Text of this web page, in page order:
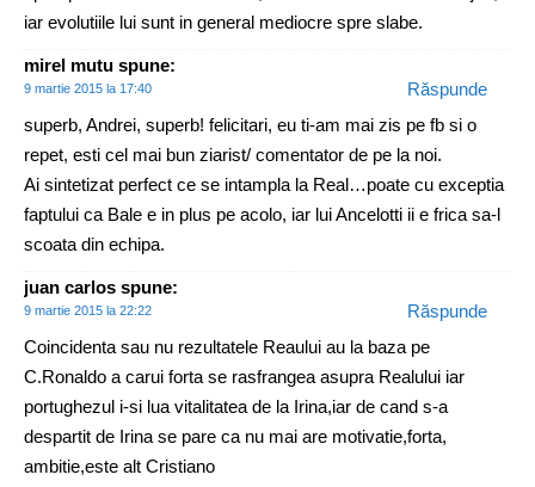
iar evolutiile lui sunt in general mediocre spre slabe.
mirel mutu spune:
9 martie 2015 la 17:40
superb, Andrei, superb! felicitari, eu ti-am mai zis pe fb si o
repet, esti cel mai bun ziarist/ comentator de pe la noi.
Ai sintetizat perfect ce se intampla la Real…poate cu exceptia
faptului ca Bale e in plus pe acolo, iar lui Ancelotti ii e frica sa-l
scoata din echipa.
Răspunde
juan carlos spune:
9 martie 2015 la 22:22
Coincidenta sau nu rezultatele Reaului au la baza pe
C.Ronaldo a carui forta se rasfrangea asupra Realului iar
portughezul i-si lua vitalitatea de la Irina,iar de cand s-a
despartit de Irina se pare ca nu mai are motivatie,forta,
ambitie,este alt Cristiano
Răspunde